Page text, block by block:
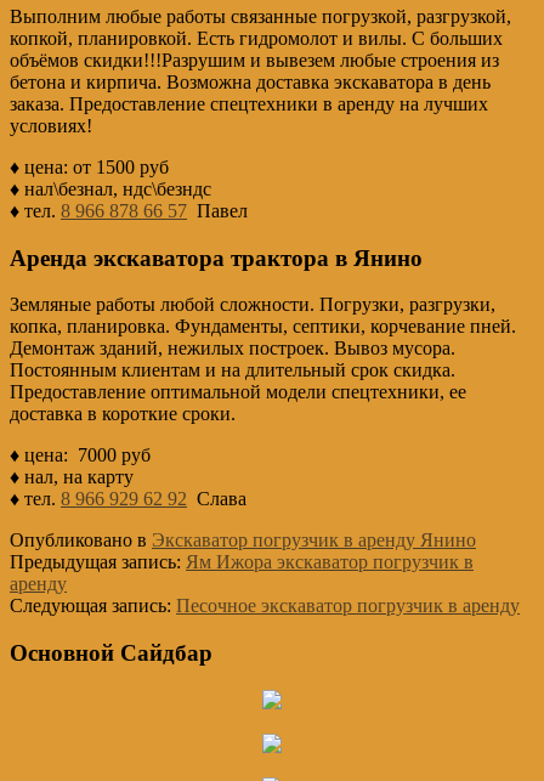
Выполним любые работы связанные погрузкой, разгрузкой,
копкой, планировкой. Есть гидромолот и вилы. С больших
объёмов скидки!!!Разрушим и вывезем любые строения из
бетона и кирпича. Возможна доставка экскаватора в день
заказа. Предоставление спецтехники в аренду на лучших
условиях!
♦ цена: от 1500 руб
♦ нал\безнал, ндс\безндс
♦ тел. 8 966 878 66 57 Павел
Аренда экскаватора трактора в Янино
Земляные работы любой сложности. Погрузки, разгрузки,
копка, планировка. Фундаменты, септики, корчевание пней.
Демонтаж зданий, нежилых построек. Вывоз мусора.
Постоянным клиентам и на длительный срок скидка.
Предоставление оптимальной модели спецтехники, ее
доставка в короткие сроки.
♦ цена: 7000 руб
♦ нал, на карту
♦ тел. 8 966 929 62 92 Слава
Опубликовано в Экскаватор погрузчик в аренду Янино
Предыдущая запись: Ям Ижора экскаватор погрузчик в
аренду
Следующая запись: Песочное экскаватор погрузчик в аренду
Основной Сайдбар